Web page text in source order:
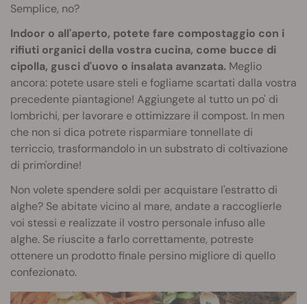
Semplice, no?
Indoor o all'aperto, potete fare compostaggio con i
rifiuti organici della vostra cucina, come bucce di
cipolla, gusci d'uovo o insalata avanzata. Meglio
ancora: potete usare steli e fogliame scartati dalla vostra
precedente piantagione! Aggiungete al tutto un po' di
lombrichi, per lavorare e ottimizzare il compost. In men
che non si dica potrete risparmiare tonnellate di
terriccio, trasformandolo in un substrato di coltivazione
di prim'ordine!
Non volete spendere soldi per acquistare l'estratto di
alghe? Se abitate vicino al mare, andate a raccoglierle
voi stessi e realizzate il vostro personale infuso alle
alghe. Se riuscite a farlo correttamente, potreste
ottenere un prodotto finale persino migliore di quello
confezionato.